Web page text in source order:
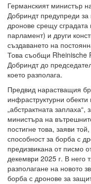
Германският министър
Добриндт предупреди за
дронове срещу сградата
парламент) и други
създаването на
Това съобщи Rheinische
Добриндт до
което разполага.
Предвид нарастващия
инфраструктурни
„абстрактната
министъра на
постигне това, заяви
способност за борба с
предизвикана от писмо
декември 2025 г. В него
разполагане на новото
борба с дронове за